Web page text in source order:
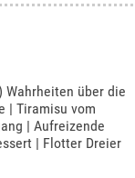
Wahrheiten über die
| Tiramisu vom
| Aufreizende
| Flotter Dreier